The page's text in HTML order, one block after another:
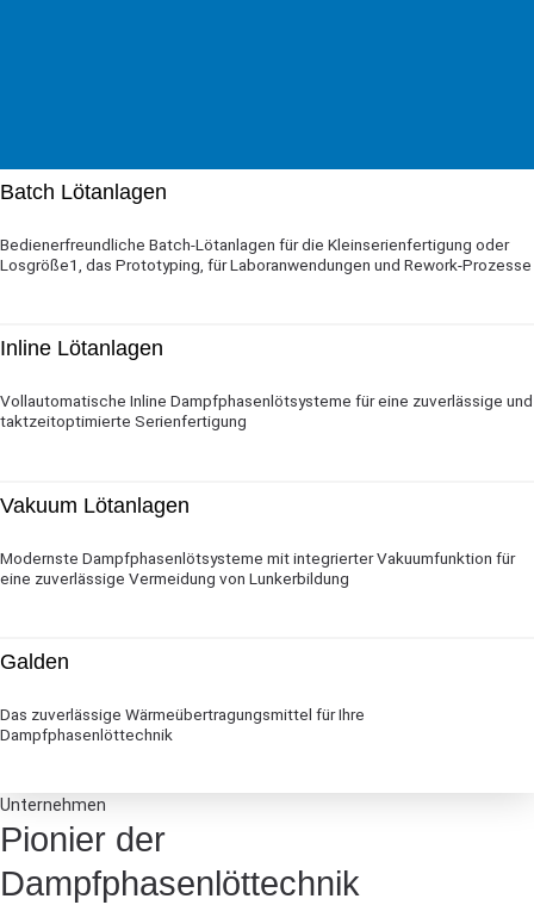
Batch Lötanlagen
Bedienerfreundliche Batch-Lötanlagen für die Kleinserienfertigung oder
Losgröße1, das Prototyping, für Laboranwendungen und Rework-Prozesse
Inline Lötanlagen
Vollautomatische Inline Dampfphasenlötsysteme für eine zuverlässige und
taktzeitoptimierte Serienfertigung
Vakuum Lötanlagen
Modernste Dampfphasenlötsysteme mit integrierter Vakuumfunktion für
eine zuverlässige Vermeidung von Lunkerbildung
Galden
Das zuverlässige Wärmeübertragungsmittel für Ihre
Dampfphasenlöttechnik
Unternehmen
Pionier der
Dampfphasenlöttechnik